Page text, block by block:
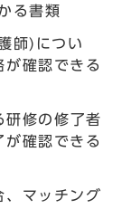
る書類
師)につい
確認できる
修の修了者
が確認できる
、マッチング